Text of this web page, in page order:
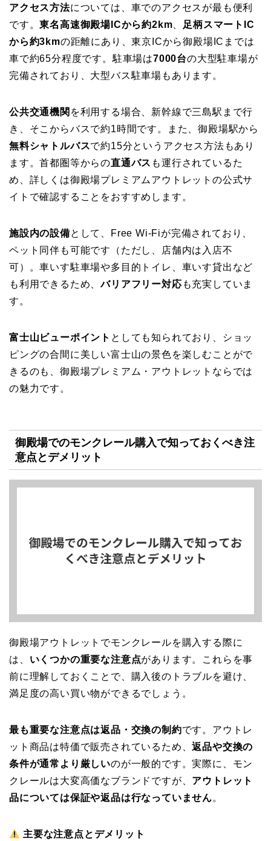
アクセス方法については、車でのアクセスが最も便利
です。東名高速御殿場ICから約2km
足柄スマートIC
から約3kmの距離にあり、東京ICから御殿場ICまでは
車で約65分程度です。駐車場は7000台の大型駐車場が
完備されており、大型バス駐車場もあります。
公共交通機関 を利用する場合、新幹線で三島駅まで行
き、そこからバスで約1時間です。また、御殿場駅から
無料シャトルバスで約15分というアクセス方法もあり
ます。首都圏等からの直通バス も運行されているた
め、詳しくは御殿場プレミアムアウトレットの公式サ
イトで確認することをおすすめします。
施設内の設備として、Free Wi-Fiが完備されており、
ペット同伴も可能です（ただし、店舗内は入店不
可）。車いす駐車場や多目的トイレ、車いす貸出など
も利用できるため、バリアフリー対応 も充実していま
す。
富士山ビューポイント としても知られており、ショッ
ピングの合間に美しい富士山の景色を楽しむことがで
きるのも、御殿場プレミアム・アウトレットならでは
の魅力です。
御殿場でのモンクレール購入で知っておくべき注
意点とデメリット
御殿場アウトレットでモンクレールを購入する際に
は、 いくつかの重要な注意点があります。これらを事
前に理解しておくことで、購入後のトラブルを避け、
満足度の高い買い物ができるでしょう。
最も重要な注意点は返品・交換の制約です。アウトレ
ット商品は特価で販売されているため、返品や交換の
条件が通常より厳しいのが一般的です。実際に、モン
クレールは大変高価なブランドですが、 アウトレット
品については保証や返品は行なっていません。
主要な注意点とデメリット